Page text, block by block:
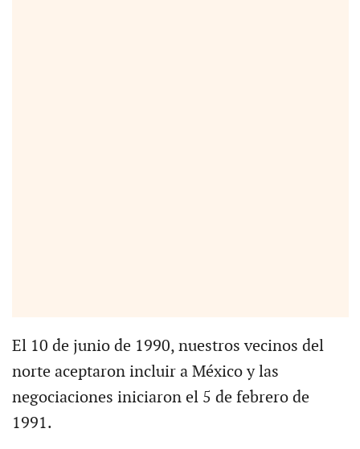
El 10 de junio de 1990, nuestros vecinos del
norte aceptaron incluir a México y las
negociaciones iniciaron el 5 de febrero de
1991.